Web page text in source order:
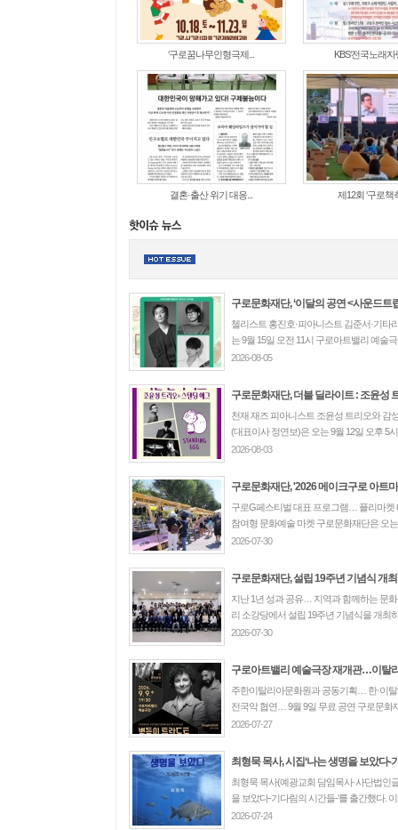
‘구로꿈나무인형극제... KBS‘전국노래자
결혼·출산 위기 대응... 제12회 ‘구로책
구로문화재단, ‘이달의 공연 <사운드트
첼리스트 홍진호·피아니스트 김준서·기
는 9월 15일 오전 11시 구로아트밸리 예술
2026-08-05
구로문화재단, 더블 딜라이트 : 조윤성
천재 재즈 피아니스트 조윤성 트리오와 감
(대표이사 정연보)은 오는 9월 12일 오후 5
2026-08-03
구로문화재단, '2026 메이크구로 아트
구로G페스티벌 대표 프로그램… 플리마켓
참여형 문화예술 마켓 구로문화재단은 오
2026-07-30
구로문화재단, 설립 19주년 기념식 개최
지난 1년 성과 공유… 지역과 함께하는 문
리 소강당에서 설립 19주년 기념식을 개최
2026-07-30
구로아트밸리 예술극장 재개관…이탈
주한이탈리아문화원과 공동기획… 한·이
전국악 협연… 9월 9일 무료 공연 구로문화
2026-07-27
최형묵 목사, 시집‘나는 생명을 보았다-
최형묵 목사(예광교회 담임목사·사단법인
을 보았다-기다림의 시간들-’를 출간했다.
2026-07-24